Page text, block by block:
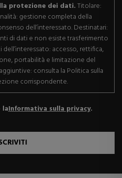
protezione dei dati.Titolare:
gestione completa della
dell’interessato. Destinatari:
di dati e non esiste trasferimento
accesso, rettifica,
portabilità e limitazione del
consulta la Politica sulla
corrispondente.
Informativa sulla privacy.